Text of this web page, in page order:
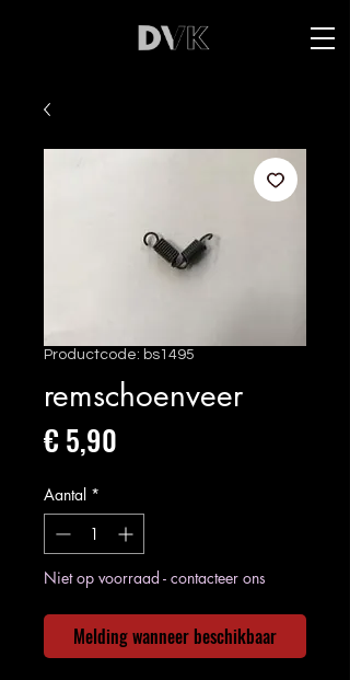
Productcode: bs1495
remschoenveer
€ 5,90
Aantal *
Niet op voorraad - contacteer ons
Melding wanneer beschikbaar